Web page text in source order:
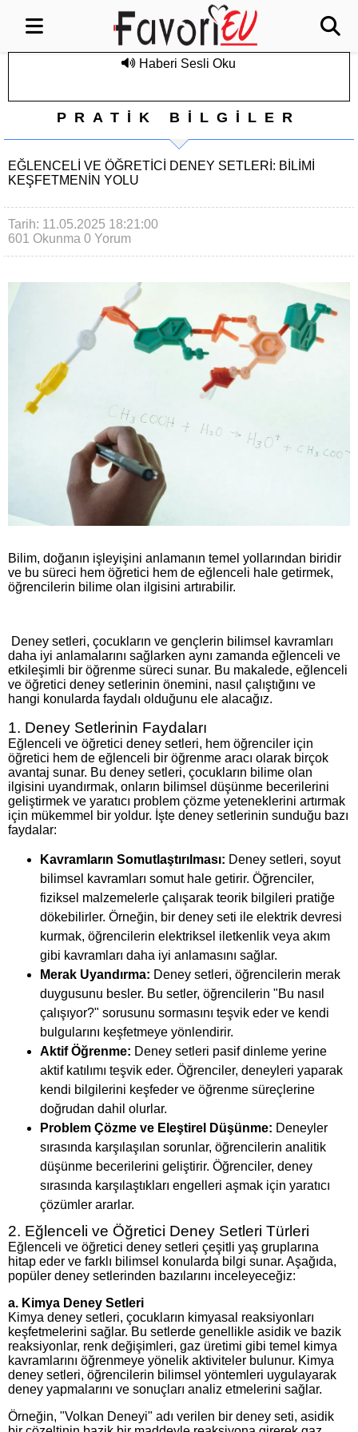
Haberi Sesli Oku
PRATİK BİLGİLER
EĞLENCELI VE ÖĞRETICI DENEY SETLERI: BILIMI
KEŞFETMENIN YOLU
Tarih: 11.05.2025 18:21:00
601 Okunma 0 Yorum
Bilim, doğanın işleyişini anlamanın temel yollarından biridir
ve bu süreci hem öğretici hem de eğlenceli hale getirmek,
öğrencilerin bilime olan ilgisini artırabilir.
Deney setleri, çocukların ve gençlerin bilimsel kavramları
daha iyi anlamalarını sağlarken aynı zamanda eğlenceli ve
etkileşimli bir öğrenme süreci sunar. Bu makalede, eğlenceli
ve öğretici deney setlerinin önemini, nasıl çalıştığını ve
hangi konularda faydalı olduğunu ele alacağız.
1. Deney Setlerinin Faydaları
Eğlenceli ve öğretici deney setleri, hem öğrenciler için
öğretici hem de eğlenceli bir öğrenme aracı olarak birçok
avantaj sunar. Bu deney setleri, çocukların bilime olan
ilgisini uyandırmak, onların bilimsel düşünme becerilerini
geliştirmek ve yaratıcı problem çözme yeteneklerini artırmak
için mükemmel bir yoldur. İşte deney setlerinin sunduğu bazı
faydalar:
Kavramların Somutlaştırılması: Deney setleri, soyut
bilimsel kavramları somut hale getirir. Öğrenciler,
fiziksel malzemelerle çalışarak teorik bilgileri pratiğe
dökebilirler. Örneğin, bir deney seti ile elektrik devresi
kurmak, öğrencilerin elektriksel iletkenlik veya akım
gibi kavramları daha iyi anlamasını sağlar.
Merak Uyandırma: Deney setleri, öğrencilerin merak
duygusunu besler. Bu setler, öğrencilerin "Bu nasıl
çalışıyor?" sorusunu sormasını teşvik eder ve kendi
bulgularını keşfetmeye yönlendirir.
Aktif Öğrenme: Deney setleri pasif dinleme yerine
aktif katılımı teşvik eder. Öğrenciler, deneyleri yaparak
kendi bilgilerini keşfeder ve öğrenme süreçlerine
doğrudan dahil olurlar.
Problem Çözme ve Eleştirel Düşünme: Deneyler
sırasında karşılaşılan sorunlar, öğrencilerin analitik
düşünme becerilerini geliştirir. Öğrenciler, deney
sırasında karşılaştıkları engelleri aşmak için yaratıcı
çözümler ararlar.
2. Eğlenceli ve Öğretici Deney Setleri Türleri
Eğlenceli ve öğretici deney setleri çeşitli yaş gruplarına
hitap eder ve farklı bilimsel konularda bilgi sunar. Aşağıda,
popüler deney setlerinden bazılarını inceleyeceğiz:
a. Kimya Deney Setleri
Kimya deney setleri, çocukların kimyasal reaksiyonları
keşfetmelerini sağlar. Bu setlerde genellikle asidik ve bazik
reaksiyonlar, renk değişimleri, gaz üretimi gibi temel kimya
kavramlarını öğrenmeye yönelik aktiviteler bulunur. Kimya
deney setleri, öğrencilerin bilimsel yöntemleri uygulayarak
deney yapmalarını ve sonuçları analiz etmelerini sağlar.
Örneğin, "Volkan Deneyi" adı verilen bir deney seti, asidik